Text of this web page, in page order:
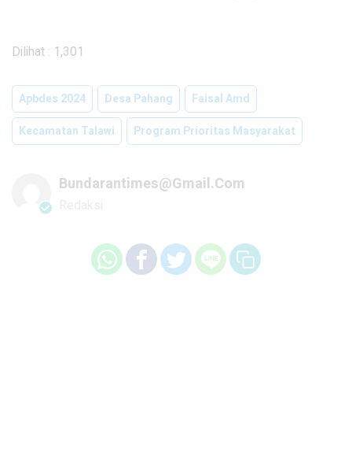
Dilihat : 1,301
Apbdes 2024 Desa Pahang
Faisal Amd
Kecamatan Talawi
Program Prioritas Masyarakat
Bundarantimes@gmail.com